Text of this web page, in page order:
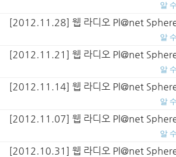
알
[2012.11.28] 웹 라디오 Pl@net
알
[2012.11.21] 웹 라디오 Pl@net
알
[2012.11.14] 웹 라디오 Pl@net
알
[2012.11.07] 웹 라디오 Pl@net
알
[2012.10.31] 웹 라디오 Pl@net